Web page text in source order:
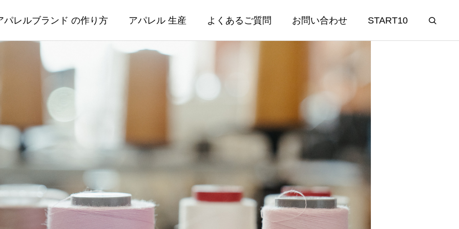
パレルブランド の作り方 アパレル 生産 よくあるご質問 お問い合わせ START10